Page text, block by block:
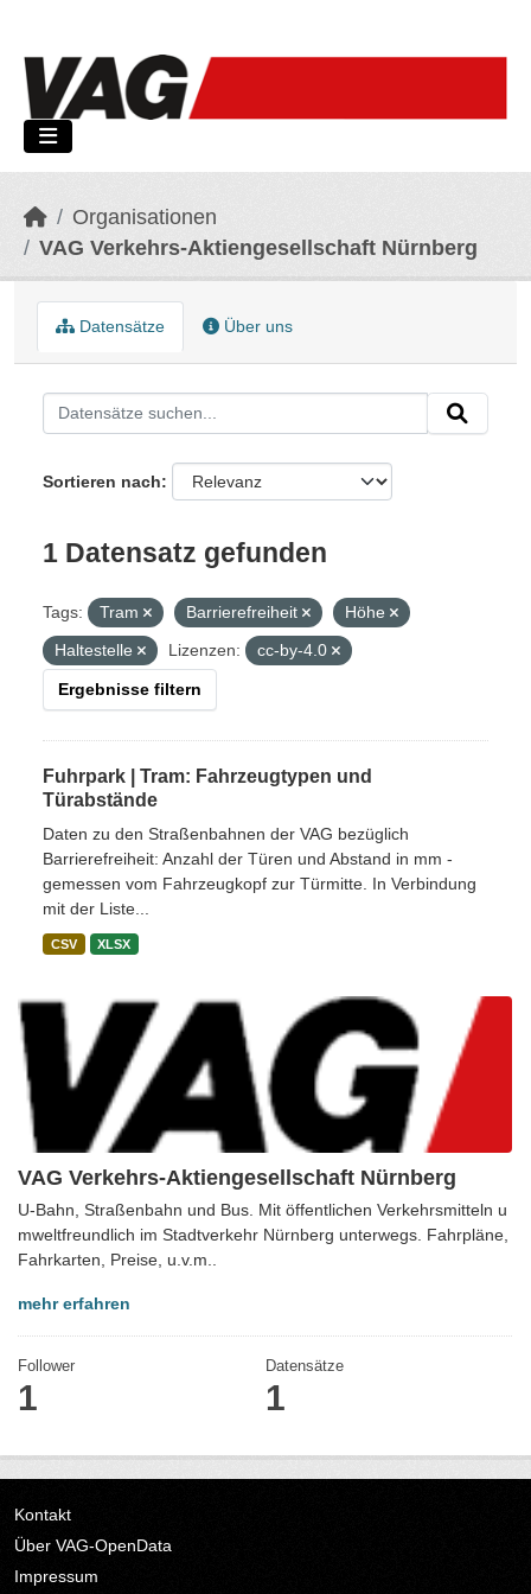
Organisationen
VAG Verkehrs-Aktiengesellschaft Nürnberg
VAG Verkehrs-Aktiengesellschaft Nürnberg
U-Bahn, Straßenbahn und Bus. Mit öffentlichen Verkehrsmitteln u
mweltfreundlich im Stadtverkehr Nürnberg unterwegs. Fahrpläne,
Fahrkarten, Preise, u.v.m..
mehr erfahren
Follower
1
Datensätze
1
Datensätze Über uns
Sortieren nach
1 Datensatz gefunden
Tags: Tram Barrierefreiheit
Höhe
Haltestelle
Lizenzen: cc-by-4.0
Ergebnisse filtern
Fuhrpark | Tram: Fahrzeugtypen und
Türabstände
Daten zu den Straßenbahnen der VAG bezüglich
Barrierefreiheit: Anzahl der Türen und Abstand in mm -
gemessen vom Fahrzeugkopf zur Türmitte. In Verbindung
mit der Liste...
CSV XLSX
Kontakt
Über VAG-OpenData
Impressum